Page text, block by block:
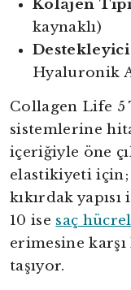
Kolajen
kaynaklı)
Hyaluronik
Collagen Life 5
sistemlerine
içeriğiyle öne
elastikiyeti için;
kıkırdak
10 ise saç
erimesine
taşıyor.